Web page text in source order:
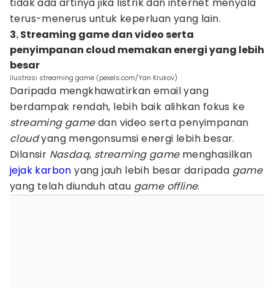
terus-menerus untuk keperluan yang lain.
3. Streaming game dan video serta
penyimpanan cloud memakan energi yang lebih
besar
ilustrasi streaming game (pexels.com/Yan Krukov)
Daripada mengkhawatirkan email yang
berdampak rendah, lebih baik alihkan fokus ke
streaming gamedan video serta penyimpanan
cloudyang mengonsumsi energi lebih besar.
Dilansir Nasdaq, streaming gamemenghasilkan
jejak karbon yang jauh lebih besar daripada game
yang telah diunduh atau game offline.